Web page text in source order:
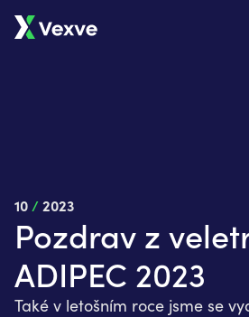
10 /2023
Pozdrav z
ADIPEC 2023
Také v letošním roce jsme se